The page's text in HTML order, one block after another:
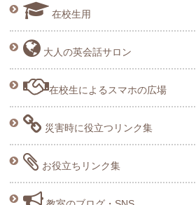
在校生用
大人の英会話サロン
在校生によるスマホの広場
災害時に役立つリンク集
お役立ちリンク集